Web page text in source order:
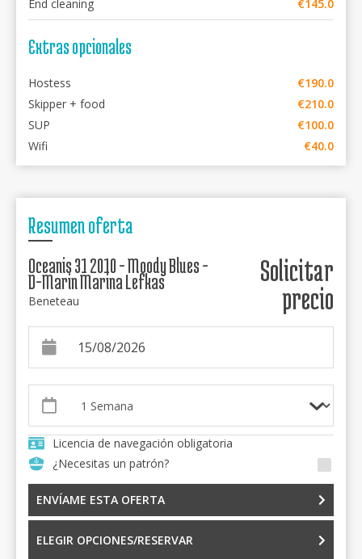
End cleaning €145.0
Extras opcionales
Hostess
€190.0
Skipper + food
€210.0
SUP
€100.0
Wifi
€40.0
Resumen oferta
Oceanis 31 2010 - Moody Blues -
D-Marin Marina Lefkas
Beneteau
Solicitar
precio
Licencia de navegación obligatoria
¿Necesitas un patrón?
ENVÍAME ESTA OFERTA
ELEGIR OPCIONES/RESERVAR